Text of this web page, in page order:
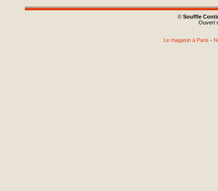
© Souffle
Ouvert
Le magasin à Paris -